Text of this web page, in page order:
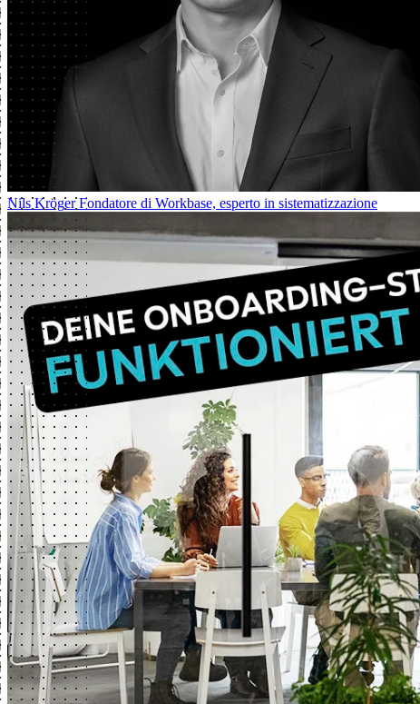
Nils KrögerFondatore di Workbase, esperto in sistematizzazione